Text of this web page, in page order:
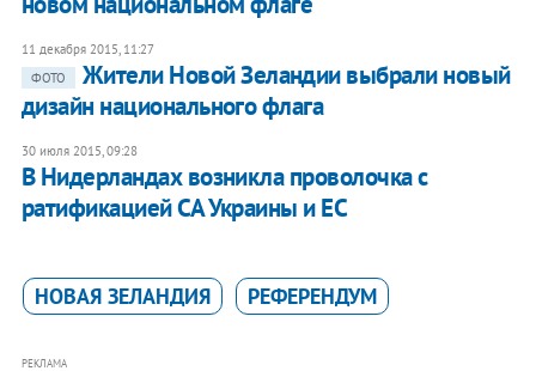
11 декабря 2015, 11:27
ФОТО
Жители Новой Зеландии выбрали новый
дизайн национального флага
30 июля 2015, 09:28
В Нидерландах возникла проволочка с
ратификацией СА Украины и ЕС
НОВАЯ ЗЕЛАНДИЯ РЕФЕРЕНДУМ
РЕКЛАМА